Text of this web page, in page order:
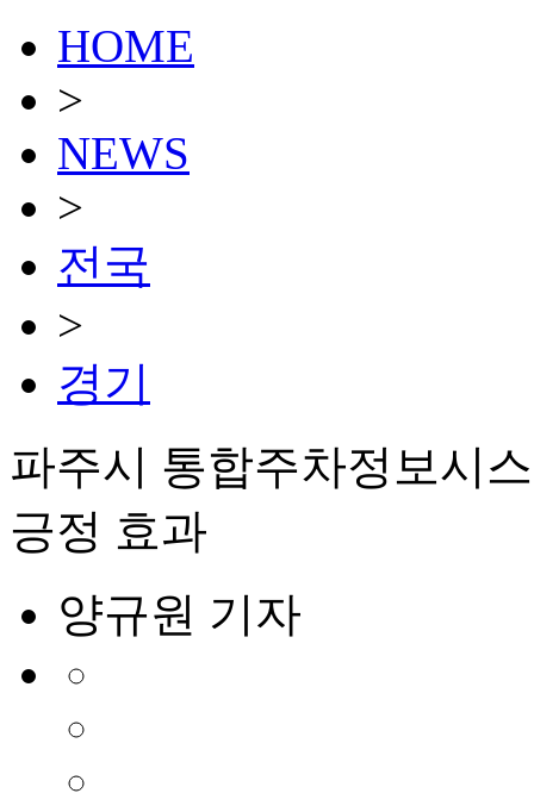
HOME
>
NEWS
>
전국
>
경기
파주시 통합주차정보시
긍정 효과
양규원 기자